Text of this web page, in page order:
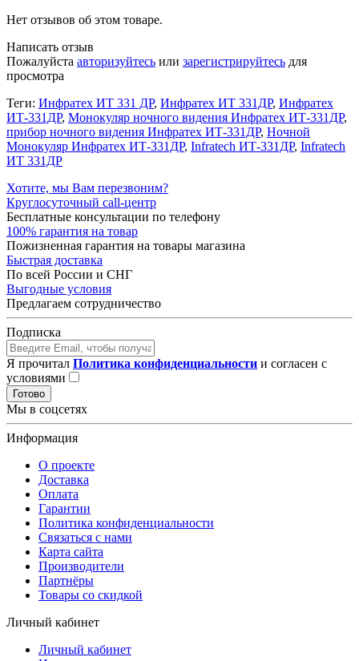
Нет отзывов об этом товаре.
Написать отзыв
Пожалуйста авторизуйтесь или зарегистрируйтесь для
просмотра
Теги: Инфратех ИТ 331 ДР, Инфратех ИТ 331ДР, Инфратех
ИТ-331ДР, Монокуляр ночного видения Инфратех ИТ-331ДР,
прибор ночного видения Инфратех ИТ-331ДР, Ночной
Монокуляр Инфратех ИТ-331ДР, Infratech ИТ-331ДР, Infratech
ИТ 331ДР
Хотите, мы Вам перезвоним?
Круглосуточный call-центр
Бесплатные консультации по телефону
100% гарантия на товар
Пожизненная гарантия на товары магазина
Быстрая доставка
По всей России и СНГ
Выгодные условия
Предлагаем сотрудничество
Подписка
Я прочитал Политика конфиденциальности и согласен с
условиями
Готово
Мы в соцсетях
Информация
О проекте
Доставка
Оплата
Гарантии
Политика конфиденциальности
Связаться с нами
Карта сайта
Производители
Партнёры
Товары со скидкой
Личный кабинет
Личный кабинет